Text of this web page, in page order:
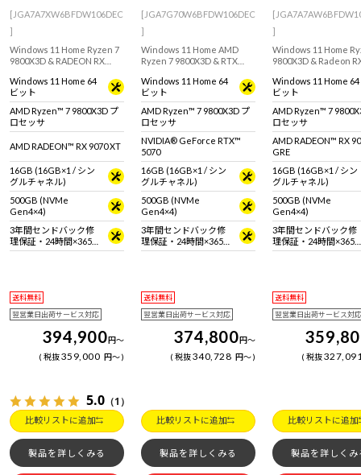
[JGA7A7XW6BFDW106DEC
]
Windows 11 Home Ryzen 7
9800X3D & RADEON RX
タワー型ゲーミングデスク
トップPC。『Minecraft:
Java & Bedrock Edition for
PC』付属。※モニタ・マウ
ス・キーボードは別売りで
Windows 11 Home 64
ビット
AMD Ryzen™ 7 9800X3D プ
ロセッサ
AMD RADEON™ RX 9070 XT
16GB (16GB×1 / シン
グルチャネル)
500GB (NVMe
Gen4×4)
3年間センドバック修
理保証・24時間×365
日電話サポート
送料無料
翌営業日出荷サービス対応
394,900円～
税抜359,000 円～
5.0 （1）
比較リストに追加
製品を詳しくみる
[JGA7G70W6BFDW106DEC
]
Windows 11 Home AMD
Ryzen 7 9800X3D & RTX
ないミニタワー型ゲーミン
グデスクトップPC。
『Minecraft: Java &
Bedrock Edition for PC』付
属。※モニタ・マウス・キ
ーボードは別売りです
Windows 11 Home 64
ビット
AMD Ryzen™ 7 9800X3D プ
ロセッサ
NVIDIA® GeForce RTX™
5070
16GB (16GB×1 / シン
グルチャネル)
500GB (NVMe
Gen4×4)
3年間センドバック修
理保証・24時間×365
日電話サポート
送料無料
翌営業日出荷サービス対応
374,800円～
税抜340,728 円～
比較リストに追加
製品を詳しくみる
]
Windows 11 Home
9800X3D & Radeon
ング性能を備えたミ
ー型デスクトップPC
『Minecraft: Java &
Bedrock Edition for
属。
Windows 11 Home 64
ビット
AMD Ryzen™ 7
ロセッサ
AMD RADEON™ RX
GRE
16GB (16GB×1 / シン
グルチャネル)
500GB (NVMe
Gen4×4)
3年間センドバック修
理保証・24時間×365
日電話サポート
送料無料
翌営業日出荷サービス対応
税抜
比較リストに追加
製品を詳しくみ